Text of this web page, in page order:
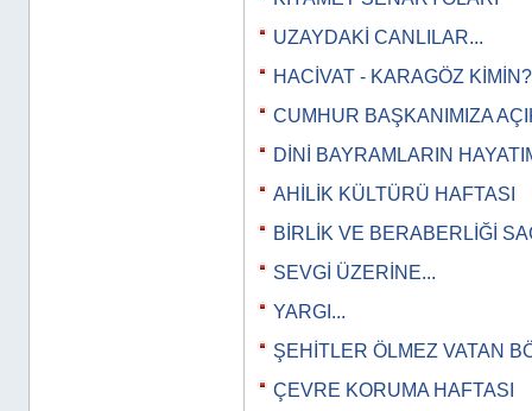
UZAYDAKİ CANLILAR...
HACİVAT - KARAGÖZ KİMİN?
CUMHUR BAŞKANIMIZA
DİNİ BAYRAMLARIN
AHİLİK KÜLTÜRÜ HAFTASI
BİRLİK VE BERABERLİĞİ
SEVGİ ÜZERİNE...
YARGI...
ŞEHİTLER ÖLMEZ VATAN
ÇEVRE KORUMA HAFTASI